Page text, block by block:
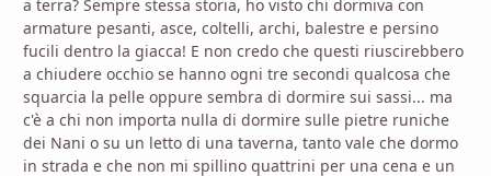
a terra? Sempre stessa storia, ho visto chi dormiva con
armature pesanti, asce, coltelli, archi, balestre e persino
fucili dentro la giacca! E non credo che questi riuscirebbero
a chiudere occhio se hanno ogni tre secondi qualcosa che
squarcia la pelle oppure sembra di dormire sui sassi... ma
c'è a chi non importa nulla di dormire sulle pietre runiche
dei Nani o su un letto di una taverna, tanto vale che dormo
in strada e che non mi spillino quattrini per una cena e un